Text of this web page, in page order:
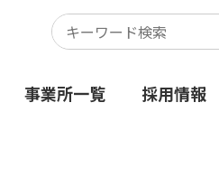
事業所一覧 採用情報